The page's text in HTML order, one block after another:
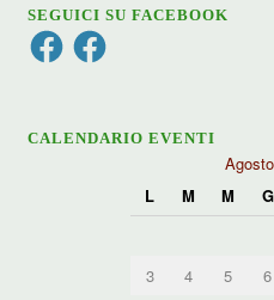
SEGUICI SU FACEBOOK
FacebookFacebook
CALENDARIO EVENTI
L
M M G
3
4 5 6